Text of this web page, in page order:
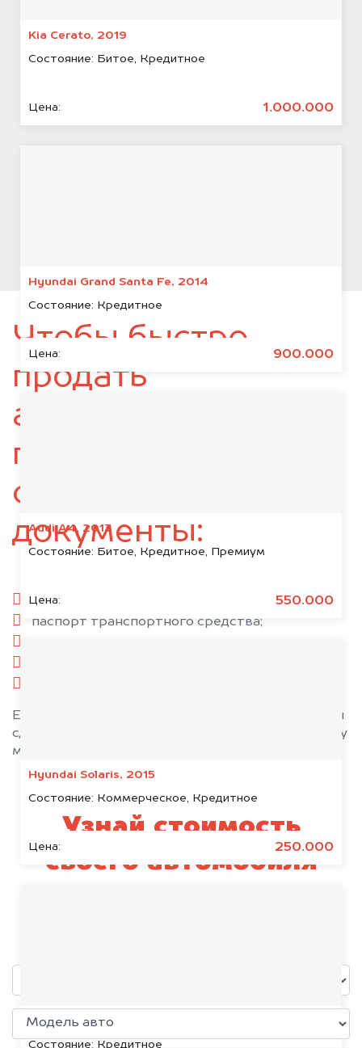
Kia Cerato, 2019
Состояние: Битое, Кредитное
Цена: 1.000.000
Hyundai Grand Santa Fe, 2014
Состояние: Кредитное
Цена: 900.000
Audi A4, 2013
Состояние: Битое, Кредитное, Премиум
Цена: 550.000
Hyundai Solaris, 2015
Состояние: Коммерческое, Кредитное
Цена: 250.000
KIA K5, 2020
Состояние: Кредитное
Чтобы быстро
продать
автомобиль,
подготовьте
следующие
документы:
паспорт гражданина РФ;
паспорт транспортного средства;
Если у вас нет всех документов, то наши юристы
сделают всё возможное, чтобы оформить сделку
максимально быстро!
Узнай стоимость
своего автомобиля